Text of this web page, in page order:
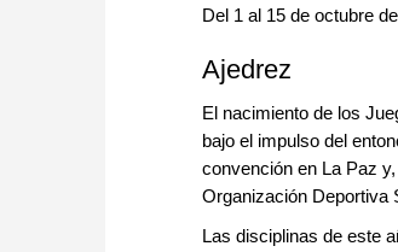
Del 1 al 15 de octubre
Ajedrez
El nacimiento de los
bajo el impulso del
convención en La Paz
Organización Deportiva
Las disciplinas de este